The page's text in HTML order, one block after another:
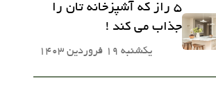
5 راز که آشپزخانه تان را
جذاب می کند !
یکشنبه 19 فروردین 1403